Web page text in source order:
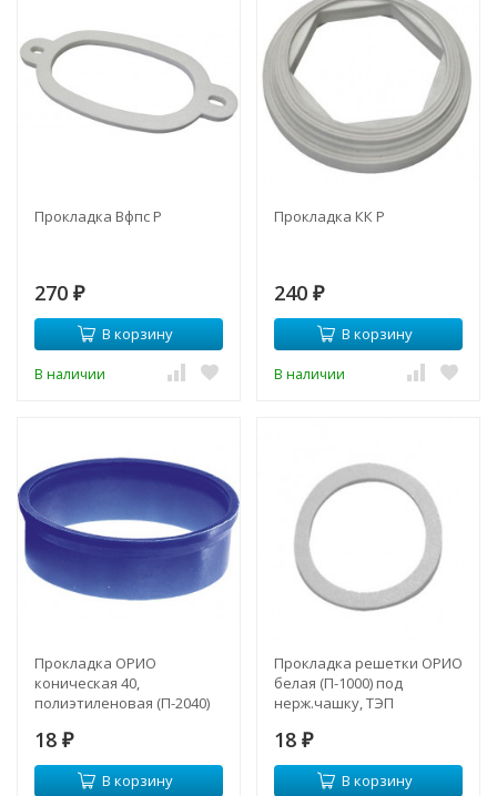
Прокладка Вфпс Р
270 ₽
В корзину
В наличии
Прокладка КК Р
240 ₽
В корзину
В наличии
Прокладка ОРИО
коническая 40,
полиэтиленовая (П-2040)
18 ₽
В корзину
Прокладка решетки ОРИО
белая (П-1000) под
нерж.чашку, ТЭП
18 ₽
В корзину